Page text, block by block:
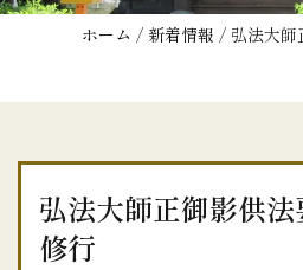
ホーム / 新着情報 / 弘法大
弘法大師正御影供
修行